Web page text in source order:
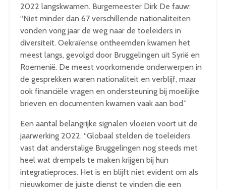
2022 langskwamen. Burgemeester Dirk De fauw:
“Niet minder dan 67 verschillende nationaliteiten
vonden vorig jaar de weg naar de toeleiders in
diversiteit. Oekraïense ontheemden kwamen het
meest langs, gevolgd door Bruggelingen uit Syrië en
Roemenië. De meest voorkomende onderwerpen in
de gesprekken waren nationaliteit en verblijf, maar
ook financiële vragen en ondersteuning bij moeilijke
brieven en documenten kwamen vaak aan bod.”
Een aantal belangrijke signalen vloeien voort uit de
jaarwerking 2022. “Globaal stelden de toeleiders
vast dat anderstalige Bruggelingen nog steeds met
heel wat drempels te maken krijgen bij hun
integratieproces. Het is en blijft niet evident om als
nieuwkomer de juiste dienst te vinden die een